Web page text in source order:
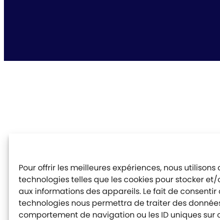
Pour offrir les meilleures expériences, nous utilisons
technologies telles que les cookies pour stocker
aux informations des appareils. Le fait de consentir
technologies nous permettra de traiter des
comportement de navigation ou les ID uniques sur